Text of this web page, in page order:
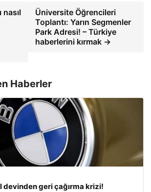
nasıl
Üniversite Öğrencileri
Toplantı: Yarın Segmenler
Park Adresi! – Türkiye
haberlerini kırmak →
Haberler
devinden geri çağırma krizi!